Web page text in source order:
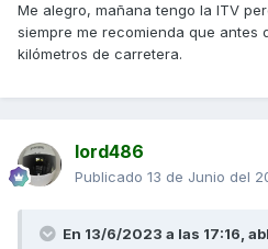
Me alegro, mañana tengo la ITV
siempre me recomienda que antes
kilómetros de carretera.
lord486
Publicado 13 de Junio del
En 13/6/2023 a las 17:16,